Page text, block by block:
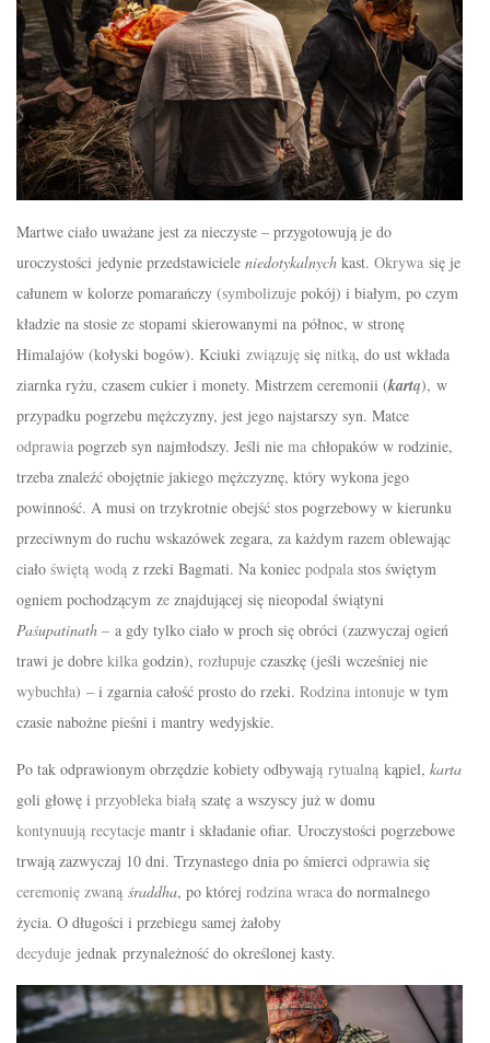
Martwe ciało uważane jest za nieczyste – przygotowują je do
uroczystości jedynie przedstawiciele niedotykalnych kast. Okrywa się je
całunem w kolorze pomarańczy (symbolizuje pokój) i białym, po czym
kładzie na stosie ze stopami skierowanymi na północ, w stronę
Himalajów (kołyski bogów). Kciuki związuję się nitką, do ust wkłada
ziarnka ryżu, czasem cukier i monety. Mistrzem ceremonii (kartą), w
przypadku pogrzebu mężczyzny, jest jego najstarszy syn. Matce
odprawia pogrzeb syn najmłodszy. Jeśli nie ma chłopaków w rodzinie,
trzeba znaleźć obojętnie jakiego mężczyznę, który wykona jego
powinność. A musi on trzykrotnie obejść stos pogrzebowy w kierunku
przeciwnym do ruchu wskazówek zegara, za każdym razem oblewając
ciało świętą wodą z rzeki Bagmati. Na koniec podpala stos świętym
ogniem pochodzącym ze znajdującej się nieopodal świątyni
Paśupatinath – a gdy tylko ciało w proch się obróci (zazwyczaj ogień
trawi je dobre kilka godzin), rozłupuje czaszkę (jeśli wcześniej nie
wybuchła) – i zgarnia całość prosto do rzeki. Rodzina intonuje w tym
czasie nabożne pieśni i mantry wedyjskie.
Po tak odprawionym obrzędzie kobiety odbywają rytualną kąpiel, karta
goli głowę i przyobleka białą szatę a wszyscy już w domu
kontynuują recytacje mantr i składanie ofiar. Uroczystości pogrzebowe
trwają zazwyczaj 10 dni. Trzynastego dnia po śmierci odprawia się
ceremonię zwaną śraddha, po której rodzina wraca do normalnego
życia. O długości i przebiegu samej żałoby
decyduje jednak przynależność do określonej kasty.